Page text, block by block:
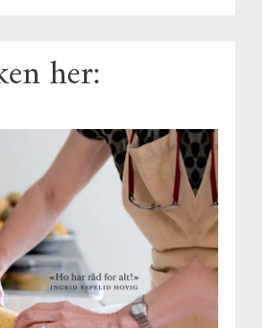
her: